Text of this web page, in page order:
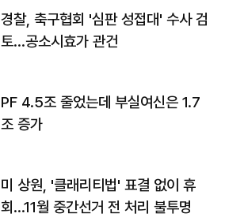
경찰, 축구협회 '심판 성접대' 수사 검
토…공소시효가 관건
PF 4.5조 줄었는데 부실여신은 1.7
조 증가
미 상원, '클래리티법' 표결 없이 휴
회…11월 중간선거 전 처리 불투명